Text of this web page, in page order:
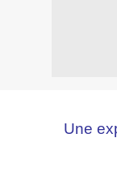
Une